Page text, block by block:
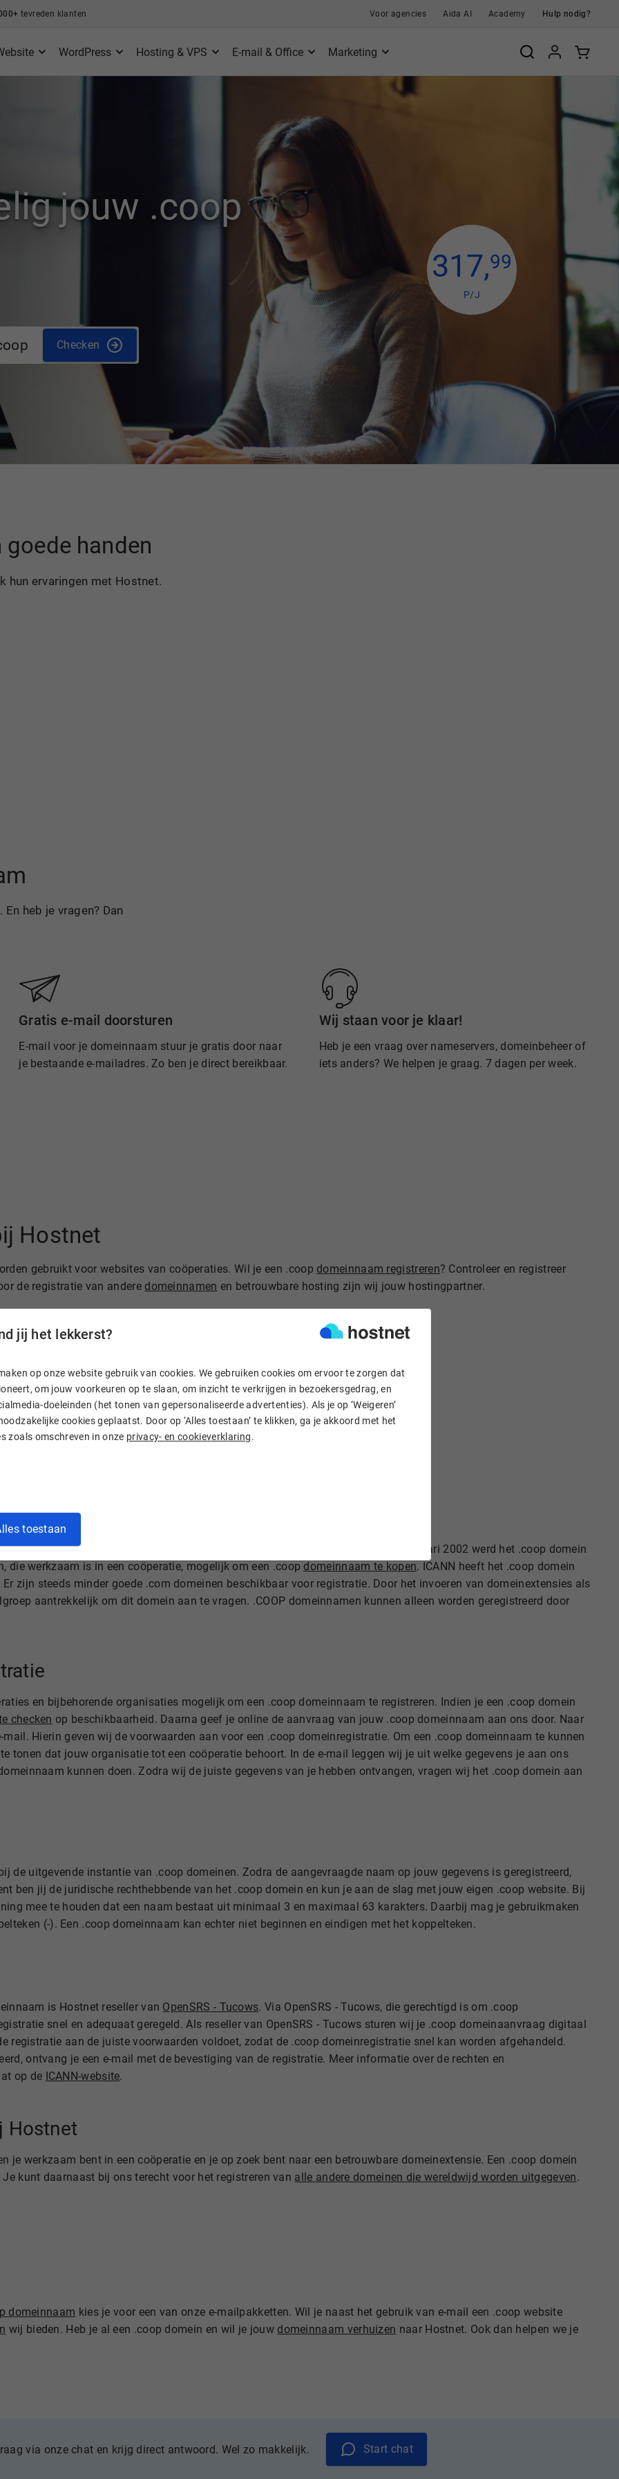
jij het lekkerst?
op onze website gebruik van cookies. We gebruiken cookies om ervoor te zorgen dat
om jouw voorkeuren op te slaan, om inzicht te verkrijgen in bezoekersgedrag, en
doeleinden (het tonen van gepersonaliseerde advertenties). Als je op ‘Weigeren’
cookies geplaatst. Door op ‘Alles toestaan’ te klikken, ga je akkoord met het
zoals omschreven in onze privacy- en cookieverklaring.
toestaan
tevreden klanten Voor agencies Aida AI Academy Hulp nodig?
WordPress Hosting & VPS E-mail & Office Marketing
jouw .coop
Checken
317,99
P/J
handen
hun ervaringen met Hostnet.
heb je vragen? Dan
Gratis e-mail doorsturen
E-mail voor je domeinnaam stuur je gratis door naar
je bestaande e-mailadres. Zo ben je direct bereikbaar.
Wij staan voor je klaar!
Heb je een vraag over nameservers, domeinbeheer of
iets anders? We helpen je graag. 7 dagen per week.
Hostnet
gebruikt voor websites van coöperaties. Wil je een .coop domeinnaam registreren? Controleer en registreer
de registratie van andere domeinnamen en betrouwbare hosting zijn wij jouw hostingpartner.
(sTLD) dat is geïntroduceerd voor slechts één doelgroep: coöperaties. Op 30 januari 2002 werd het .coop domein
die werkzaam is in een coöperatie, mogelijk om een .coop domeinnaam te kopen. ICANN heeft het .coop domein
Er zijn steeds minder goede .com domeinen beschikbaar voor registratie. Door het invoeren van domeinextensies als
aantrekkelijk om dit domein aan te vragen. .COOP domeinnamen kunnen alleen worden geregistreerd door
en bijbehorende organisaties mogelijk om een .coop domeinnaam te registreren. Indien je een .coop domein
checken op beschikbaarheid. Daarna geef je online de aanvraag van jouw .coop domeinnaam aan ons door. Naar
Hierin geven wij de voorwaarden aan voor een .coop domeinregistratie. Om een .coop domeinnaam te kunnen
tonen dat jouw organisatie tot een coöperatie behoort. In de e-mail leggen wij je uit welke gegevens je aan ons
kunnen doen. Zodra wij de juiste gegevens van je hebben ontvangen, vragen wij het .coop domein aan
de uitgevende instantie van .coop domeinen. Zodra de aangevraagde naam op jouw gegevens is geregistreerd,
ben jij de juridische rechthebbende van het .coop domein en kun je aan de slag met jouw eigen .coop website. Bij
mee te houden dat een naam bestaat uit minimaal 3 en maximaal 63 karakters. Daarbij mag je gebruikmaken
(-). Een .coop domeinnaam kan echter niet beginnen en eindigen met het koppelteken.
is Hostnet reseller van OpenSRS - Tucows. Via OpenSRS - Tucows, die gerechtigd is om .coop
snel en adequaat geregeld. Als reseller van OpenSRS - Tucows sturen wij je .coop domeinaanvraag digitaal
registratie aan de juiste voorwaarden voldoet, zodat de .coop domeinregistratie snel kan worden afgehandeld.
ontvang je een e-mail met de bevestiging van de registratie. Meer informatie over de rechten en
op de ICANN-website.
Hostnet
je werkzaam bent in een coöperatie en je op zoek bent naar een betrouwbare domeinextensie. Een .coop domein
kunt daarnaast bij ons terecht voor het registreren van alle andere domeinen die wereldwijd worden uitgegeven.
domeinnaam kies je voor een van onze e-mailpakketten. Wil je naast het gebruik van e-mail een .coop website
wij bieden. Heb je al een .coop domein en wil je jouw domeinnaam verhuizen naar Hostnet. Ook dan helpen we je
via onze chat en krijg direct antwoord. Wel zo makkelijk. Start chat